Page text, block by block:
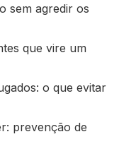
sem agredir os
que vire um
o que evitar
prevenção de